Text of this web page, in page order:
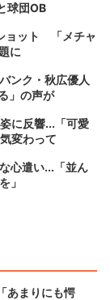
球団OB
ョット 「メチャ
に
ンク・秋広優人
」の声が
に反響...「可愛
変わって
心遣い...「並ん
」
あまりにも愕